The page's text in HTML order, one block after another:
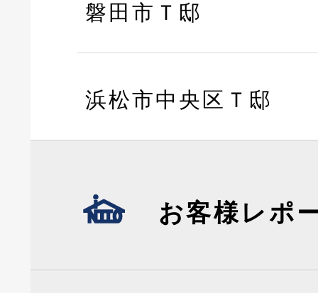
磐田市Ｔ邸
浜松市中央区Ｔ邸
お客様レポ